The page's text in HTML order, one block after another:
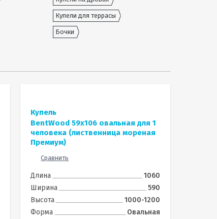
Купели для террасы
Бочки
Купель
BentWood 59х106 овальная для 1
человека (лиственница мореная
Премиум)
Сравнить
Длина
1060
Ширина
590
Высота
1000-1200
Форма
Овальная